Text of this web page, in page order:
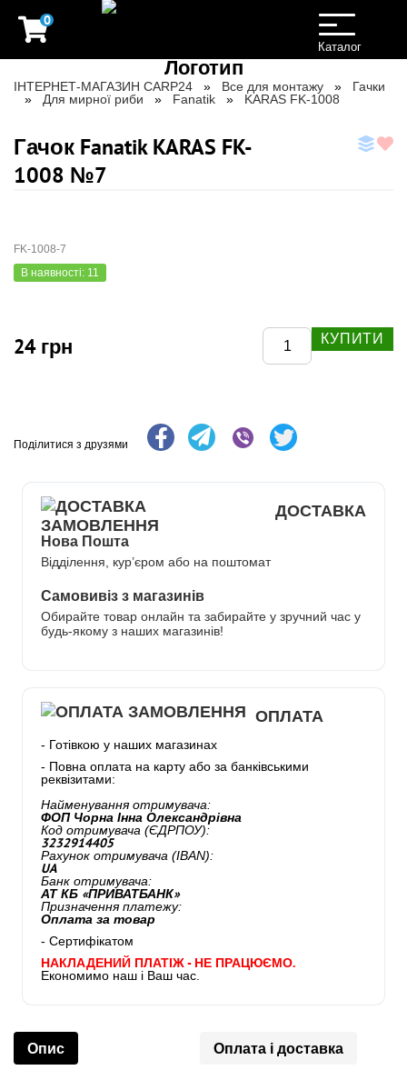
0
Toggle
navigation
Каталог
ІНТЕРНЕТ-МАГАЗИН CARP24 Все для монтажу
Гачки
Для мирної риби
Fanatik KARAS FK-1008
Гачок Fanatik KARAS FK-
1008 №7
FK-1008-7
В наявності: 11
24 грн КУПИТИ
Поділитися з друзями
ДОСТАВКА
Нова Пошта
Відділення, кур’єром або на поштомат
Самовивіз з магазинів
Обирайте товар онлайн та забирайте у зручний час у
будь-якому з наших магазинів!
ОПЛАТА
- Готівкою у наших магазинах
- Повна оплата на карту або за банківськими
реквізитами:
Найменування отримувача:
ФОП Чорна Інна Олександрівна
Код отримувача (ЄДРПОУ):
3232914405
Рахунок отримувача (IBAN):
UA
Банк отримувача:
АТ КБ «ПРИВАТБАНК»
Призначення платежу:
Оплата за товар
- Сертифікатом
НАКЛАДЕНИЙ ПЛАТІЖ - НЕ ПРАЦЮЄМО.
Економимо наш і Ваш час.
Опис Оплата і доставка